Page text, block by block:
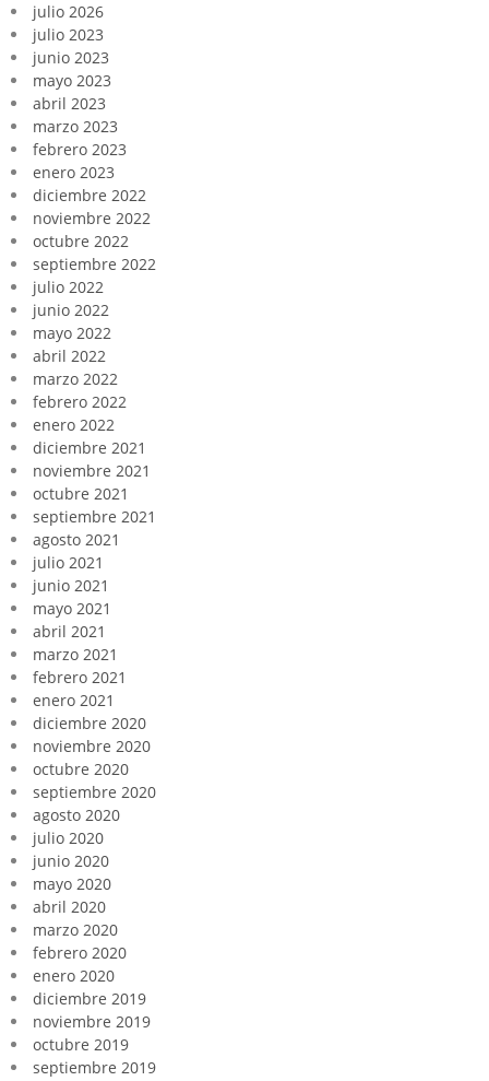
julio 2026
julio 2023
junio 2023
mayo 2023
abril 2023
marzo 2023
febrero 2023
enero 2023
diciembre 2022
noviembre 2022
octubre 2022
septiembre 2022
julio 2022
junio 2022
mayo 2022
abril 2022
marzo 2022
febrero 2022
enero 2022
diciembre 2021
noviembre 2021
octubre 2021
septiembre 2021
agosto 2021
julio 2021
junio 2021
mayo 2021
abril 2021
marzo 2021
febrero 2021
enero 2021
diciembre 2020
noviembre 2020
octubre 2020
septiembre 2020
agosto 2020
julio 2020
junio 2020
mayo 2020
abril 2020
marzo 2020
febrero 2020
enero 2020
diciembre 2019
noviembre 2019
octubre 2019
septiembre 2019